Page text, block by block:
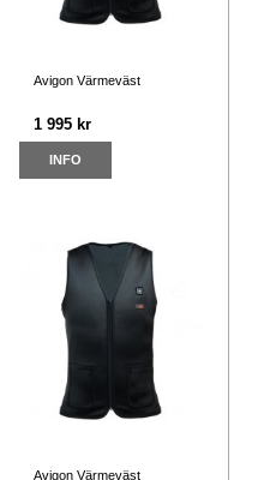
Avigon Värmeväst
1 995 kr
INFO
Avigon Värmeväst